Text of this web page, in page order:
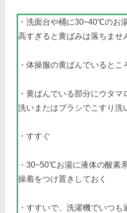
・洗面台や桶に30~40℃のお
高すぎると黄ばみは落ちませ
・体操服の黄ばんでいるとこ
・黄ばんでいる部分にウタ
洗いまたはブラシでこすり洗
・すすぐ
・30~50℃お湯に液体の酸素
操着をつけ置きしておく
・すすいで、洗濯機でいつも